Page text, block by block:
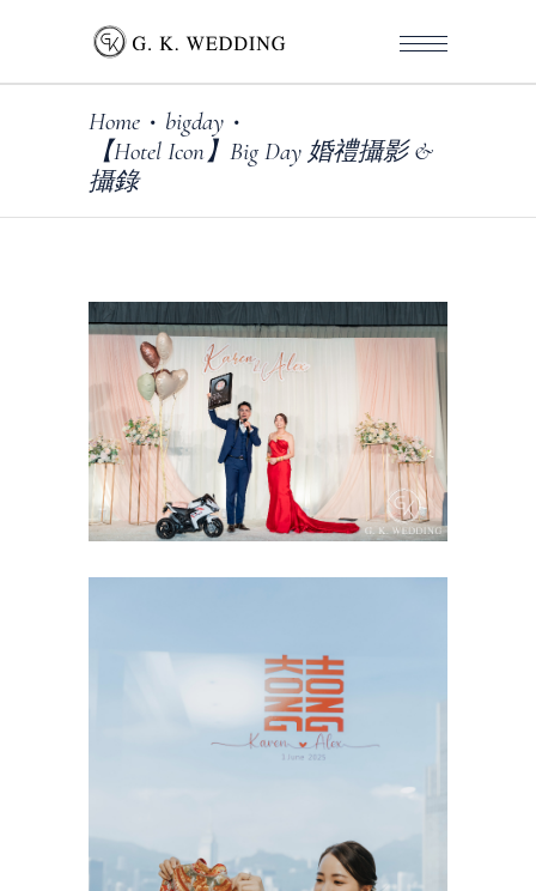
Home • bigday •
【Hotel Icon】Big Day 婚禮攝影 &
攝錄